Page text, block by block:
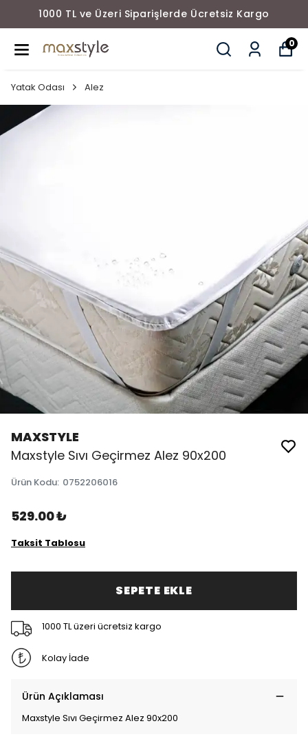
1000 TL ve Üzeri Siparişlerde Ücretsiz Kargo
0
Yatak Odası Alez
MAXSTYLE
Maxstyle Sıvı Geçirmez Alez 90x200
Ürün Kodu: 0752206016
529.00 ₺
Taksit Tablosu
SEPETE EKLE
1000 TL üzeri ücretsiz kargo
Kolay İade
Ürün Açıklaması
Maxstyle Sıvı Geçirmez Alez 90x200